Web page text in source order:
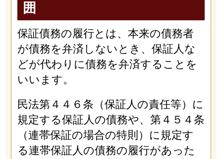
囲
保証債務の履行とは、本来の債務者
が債務を弁済しないとき、保証人な
どが代わりに債務を弁済することを
いいます。
民法第４４６条（保証人の責任等）に
規定する保証人の債務や、第４５４条
（連帯保証の場合の特則）に規定す
る連帯保証人の債務の履行があった